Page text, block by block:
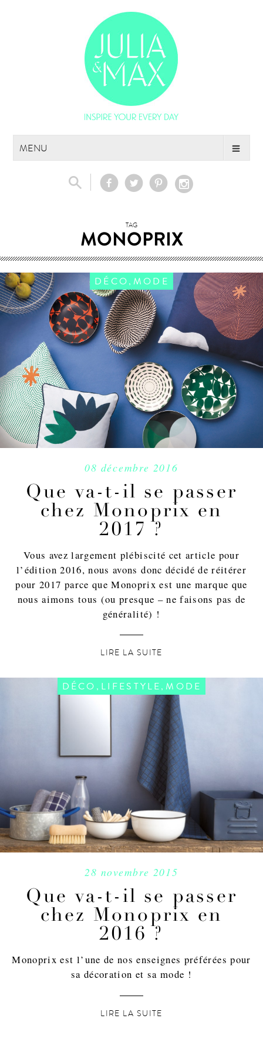
MENU
TAG
MONOPRIX
DÉCO, MODE
08 décembre 2016
Que va-t-il se passer
chez Monoprix en
2017 ?
Vous avez largement plébiscité cet article pour
l’édition 2016, nous avons donc décidé de réitérer
pour 2017 parce que Monoprix est une marque que
nous aimons tous (ou presque – ne faisons pas de
généralité) !
LIRE LA SUITE
DÉCO , LIFESTYLE, MODE
28 novembre 2015
Que va-t-il se passer
chez Monoprix en
2016 ?
Monoprix est l’une de nos enseignes préférées pour
sa décoration et sa mode !
LIRE LA SUITE